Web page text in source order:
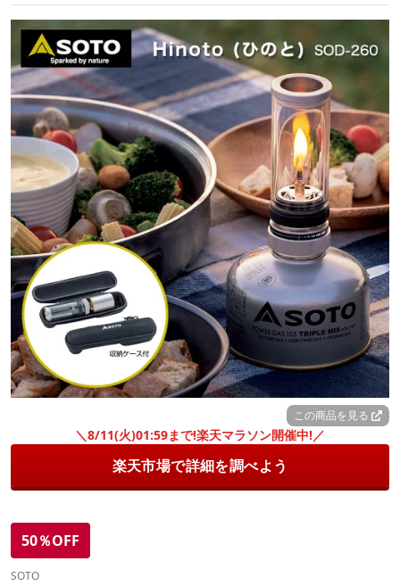
この商品を見る
＼8/11(火)01:59まで!楽天マラソン開催中!／
楽天市場で詳細を調べよう
50％OFF
SOTO